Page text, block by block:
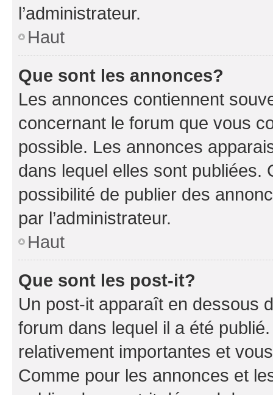
l’administrateur.
Haut
Que sont les annonces?
Les annonces contiennent
concernant le forum que vous
possible. Les annonces
dans lequel elles sont publiées.
possibilité de publier des
par l’administrateur.
Haut
Que sont les post-it?
Un post-it apparaît en dessous
forum dans lequel il a été
relativement importantes et
Comme pour les annonces et